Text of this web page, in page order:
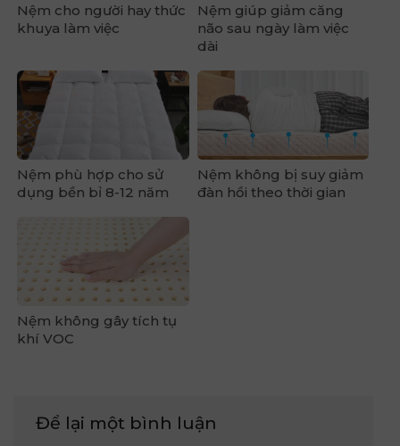
Nệm cho người hay thức
khuya làm việc
Nệm giúp giảm căng
não sau ngày làm việc
dài
Nệm phù hợp cho sử
dụng bền bỉ 8-12 năm
Nệm không bị suy giảm
đàn hồi theo thời gian
Nệm không gây tích tụ
khí VOC
Để lại một bình luận